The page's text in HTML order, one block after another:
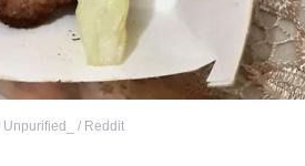
Unpurified_ / Reddit